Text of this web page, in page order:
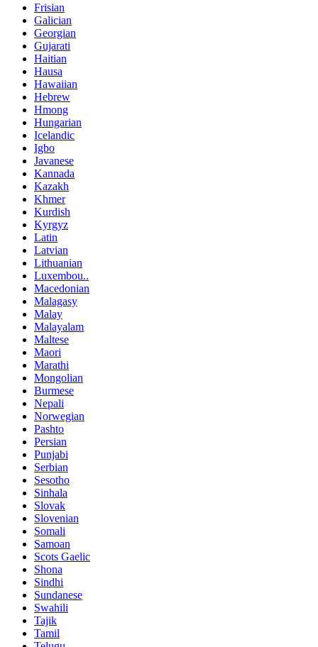
Frisian
Galician
Georgian
Gujarati
Haitian
Hausa
Hawaiian
Hebrew
Hmong
Hungarian
Icelandic
Igbo
Javanese
Kannada
Kazakh
Khmer
Kurdish
Kyrgyz
Latin
Latvian
Lithuanian
Luxembou..
Macedonian
Malagasy
Malay
Malayalam
Maltese
Maori
Marathi
Mongolian
Burmese
Nepali
Norwegian
Pashto
Persian
Punjabi
Serbian
Sesotho
Sinhala
Slovak
Slovenian
Somali
Samoan
Scots Gaelic
Shona
Sindhi
Sundanese
Swahili
Tajik
Tamil